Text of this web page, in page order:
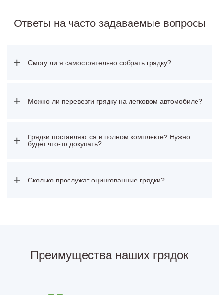
Ответы на часто задаваемые вопросы
+ Смогу ли я самостоятельно собрать грядку?
+ Можно ли перевезти грядку на легковом автомобиле?
+
Грядки поставляются в полном комплекте? Нужно
будет что-то докупать?
+ Сколько прослужат оцинкованные грядки?
Преимущества наших грядок